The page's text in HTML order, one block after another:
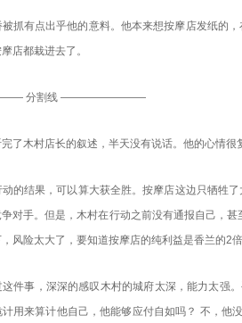
抓有点出乎他的意料。他本来想按摩店发纸的
店都栽进去了。
分割线 ————————
了木村店长的叙述，半天没有说话。他的心情很
的结果，可以算大获全胜。按摩店这边只牺牲
对手。但是，木村在行动之前没有通报自己，
风险太大了，要知道按摩店的纯利益是香兰的2
件事，深深的感叹木村的城府太深，能力太强
用来算计他自己，他能够应付自如吗？ 不，他